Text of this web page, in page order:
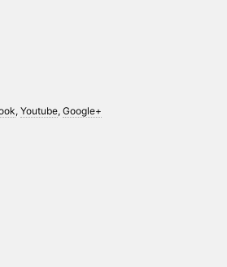
, Youtube, Google+